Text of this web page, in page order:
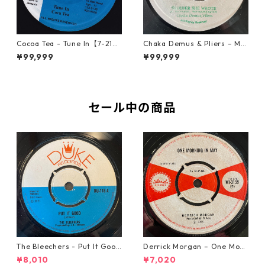
Cocoa Tea - Tune In【7-2187
2】
¥99,999
Chaka Demus & Pliers – Mu
rder She Wrote【7-21777】
¥99,999
セール中の商品
The Bleechers - Put It Good
【7-21637】
¥8,010
Derrick Morgan – One Morn
ing In May【7-21653】
¥7,020